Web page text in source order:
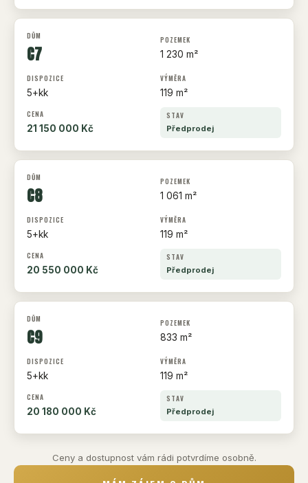
C7 1 230 m²
5+kk 119 m²
21 150 000 Kč Předprodej
C8 1 061 m²
5+kk 119 m²
20 550 000 Kč Předprodej
C9 833 m²
5+kk 119 m²
20 180 000 Kč Předprodej
Ceny a dostupnost vám rádi potvrdíme osobně.